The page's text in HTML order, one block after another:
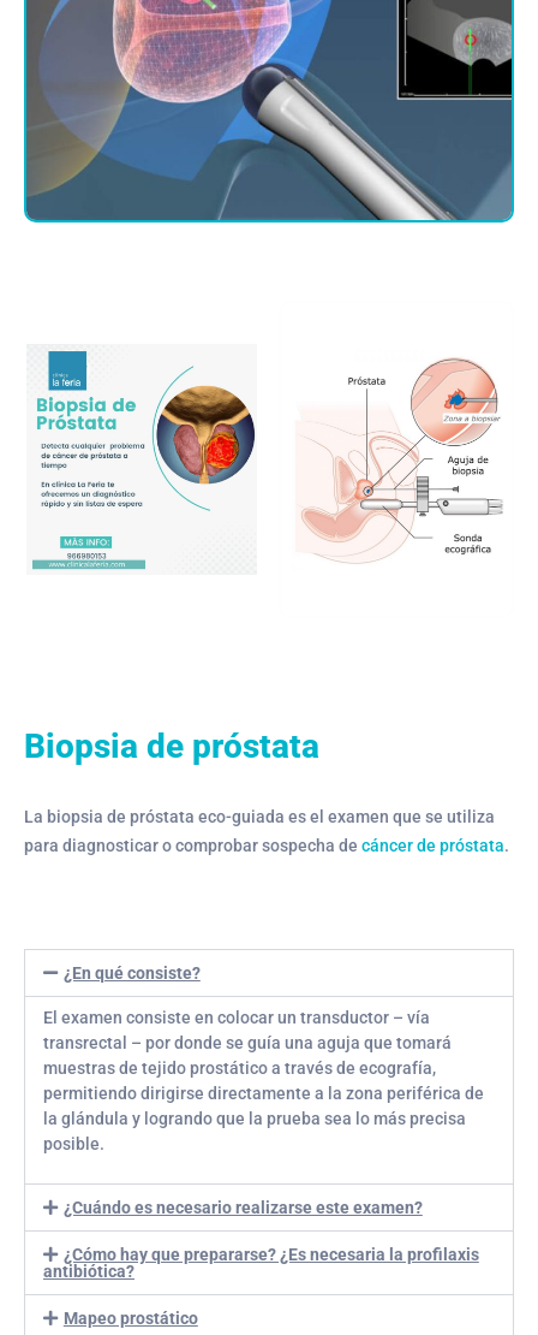
Biopsia de próstata
La biopsia de próstata eco-guiada es el examen que se utiliza
para diagnosticar o comprobar sospecha de cáncer de próstata.
¿En qué consiste?
El examen consiste en colocar un transductor – vía
transrectal – por donde se guía una aguja que tomará
muestras de tejido prostático a través de ecografía,
permitiendo dirigirse directamente a la zona periférica de
la glándula y logrando que la prueba sea lo más precisa
posible.
¿Cuándo es necesario realizarse este examen?
¿Cómo hay que prepararse? ¿Es necesaria la profilaxis
antibiótica?
Mapeo prostático